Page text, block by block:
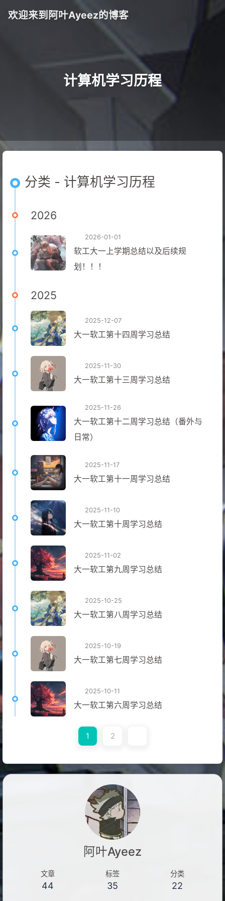
欢迎来到阿叶Ayeez的博客
计算机学习历程
分类 - 计算机学习历程
2026
2026-01-01
软工大一上学期总结以及后续规
划！！！
2025
2025-12-07
大一软工第十四周学习总结
2025-11-30
大一软工第十三周学习总结
2025-11-26
大一软工第十二周学习总结（番外与
日常）
2025-11-17
大一软工第十一周学习总结
2025-11-10
大一软工第十周学习总结
2025-11-02
大一软工第九周学习总结
2025-10-25
大一软工第八周学习总结
2025-10-19
大一软工第七周学习总结
2025-10-11
大一软工第六周学习总结
1 2
阿叶Ayeez
文章
44
标签
35
分类
22